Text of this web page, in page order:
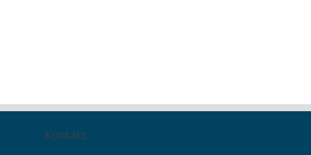
Kontakt